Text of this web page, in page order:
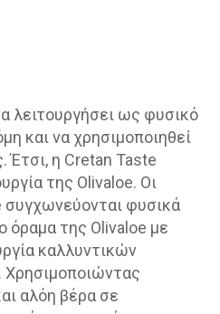
λειτουργήσει ως φυσικό
και να χρησιμοποιηθεί
Έτσι, η Cretan Taste
της Olivaloe. Οι
συγχωνεύονται φυσικά
όραμα της Olivaloe με
καλλυντικών
Χρησιμοποιώντας
αλόη βέρα σε